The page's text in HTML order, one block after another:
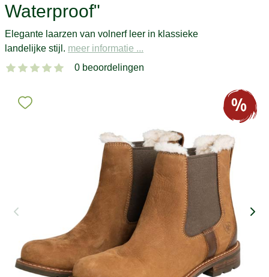
Waterproof"
Elegante laarzen van volnerf leer in klassieke
landelijke stijl. meer informatie ...
0 beoordelingen